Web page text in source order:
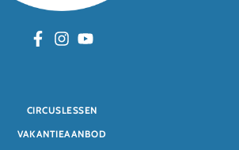
CIRCUSLESSEN
VAKANTIEAANBOD